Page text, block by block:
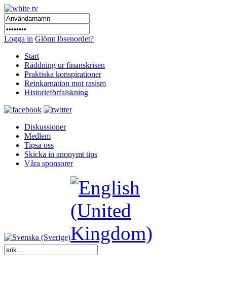
Logga in Glömt lösenordet?
Start
Räddning ur finanskrisen
Praktiska konspirationer
Reinkarnation mot rasism
Historieförfalskning
Diskussioner
Medlem
Tipsa oss
Skicka in anonymt tips
Våra sponsorer